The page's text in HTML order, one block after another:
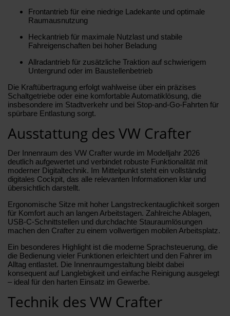
Frontantrieb für eine niedrige Ladekante und optimale
Raumausnutzung
Heckantrieb für maximale Nutzlast und stabile
Fahreigenschaften bei hoher Beladung
Allradantrieb für zusätzliche Traktion auf schwierigem
Untergrund oder im Baustellenbetrieb
Die Kraftübertragung erfolgt wahlweise über ein präzises
Schaltgetriebe oder eine komfortable Automatiklösung, die
insbesondere im Stadtverkehr und bei Stop-and-Go-Fahrten für
spürbare Entlastung sorgt.
Ausstattung des VW Crafter
Der Innenraum des VW Crafter wurde im Modelljahr 2026
deutlich aufgewertet und verbindet robuste Funktionalität mit
moderner Digitaltechnik. Im Mittelpunkt steht ein vollständig
digitales Cockpit, das alle relevanten Informationen klar und
übersichtlich darstellt.
Ergonomische Sitze mit hoher Langstreckentauglichkeit sorgen
für Komfort auch an langen Arbeitstagen. Zahlreiche Ablagen,
USB-C-Schnittstellen und durchdachte Stauraumlösungen
machen den Crafter zu einem vollwertigen mobilen Arbeitsplatz.
Ein besonderes Highlight ist die moderne Sprachsteuerung, die
die Bedienung vieler Funktionen erleichtert und den Fahrer im
Alltag entlastet. Die Innenraumgestaltung bleibt dabei
konsequent auf Langlebigkeit und einfache Reinigung ausgelegt
– ideal für den harten Einsatz im Gewerbe.
Technik des VW Crafter